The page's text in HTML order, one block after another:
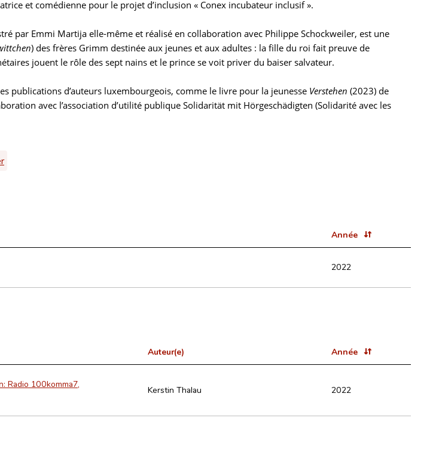
et comédienne pour le projet d’inclusion « Conex incubateur inclusif ».
par Emmi Martija elle-même et réalisé en collaboration avec Philippe Schockweiler, est une
) des frères Grimm destinée aux jeunes et aux adultes : la fille du roi fait preuve de
jouent le rôle des sept nains et le prince se voit priver du baiser salvateur.
publications d’auteurs luxembourgeois, comme le livre pour la jeunesse Verstehen (2023) de
avec l’association d’utilité publique Solidarität mit Hörgeschädigten (Solidarité avec les
Année
2022
Auteur(e) Année
Radio 100komma7,
Kerstin Thalau 2022